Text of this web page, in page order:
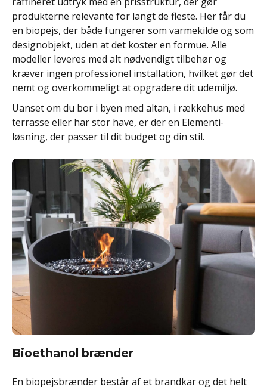
produkterne relevante for langt de fleste. Her får du
en biopejs, der både fungerer som varmekilde og som
designobjekt, uden at det koster en formue. Alle
modeller leveres med alt nødvendigt tilbehør og
kræver ingen professionel installation, hvilket gør det
nemt og overkommeligt at opgradere dit udemiljø.
Uanset om du bor i byen med altan, i rækkehus med
terrasse eller har stor have, er der en Elementi-
løsning, der passer til dit budget og din stil.
Bioethanol brænder
En biopejsbrænder består af et brandkar og det helt